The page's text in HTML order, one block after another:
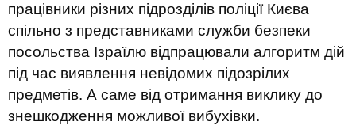
працівники різних підрозділів поліції Києва
спільно з представниками служби безпеки
посольства Ізраїлю відпрацювали алгоритм дій
під час виявлення невідомих підозрілих
предметів. А саме від отримання виклику до
знешкодження можливої ​​вибухівки.